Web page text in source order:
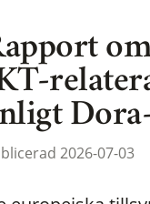
2026-07-03